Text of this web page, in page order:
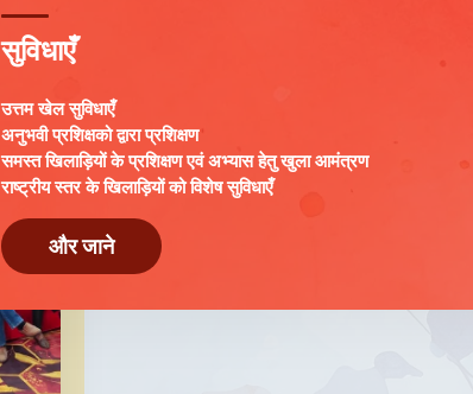
सुविधाएँ
उत्तम खेल सुविधाएँ
अनुभवी प्रशिक्षको द्वारा प्रशिक्षण
समस्त खिलाड़ियों के प्रशिक्षण एवं अभ्यास हेतु खुला आमंत्रण
राष्ट्रीय स्तर के खिलाड़ियों को विशेष सुविधाएँ
और जाने